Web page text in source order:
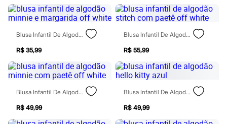
Bermudas
Camisas
Calças
Camisetas e Regatas
Jeans
Polos
Acessórios
Bolsas e Mochilas
Chapéus e Bonés
Cintos
Carteiras
Blusa Infantil De Algodão Minnie E Margarida Off White
R$ 35,99
Blusa Infantil De Algodão Stitch Com Paetê Off White
R$ 55,99
Blusa Infantil De Algodão Minnie Com Paetê Off White
R$ 49,99
Blusa Infantil De Algodão Hello Kitty Azul
R$ 49,99